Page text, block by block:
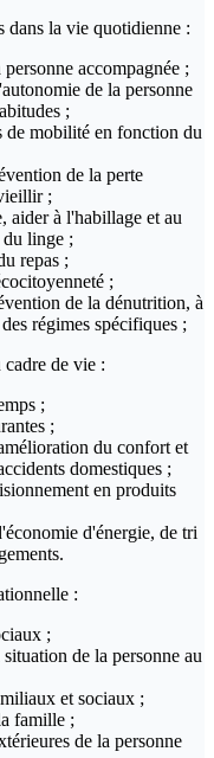
dans la vie quotidienne :
accompagnée ;
de la personne
;
de mobilité en fonction du
de la perte
;
aider à l'habillage et au
linge ;
repas ;
;
de la dénutrition, à
régimes spécifiques ;
cadre de vie :
;
;
du confort et
domestiques ;
en produits
d'énergie, de tri
:
;
de la personne au
et sociaux ;
famille ;
de la personne